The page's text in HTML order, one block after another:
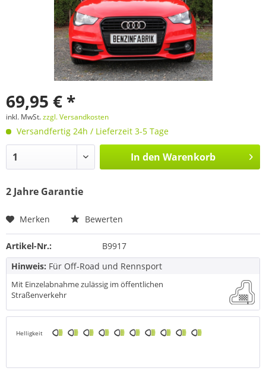
69,95 € *
inkl. MwSt.zzgl. Versandkosten
Versandfertig 24h / Lieferzeit 3-5 Tage
In den Warenkorb
2 Jahre Garantie
Merken Bewerten
Artikel-Nr.:
B9917
Hinweis: Für Off-Road und Rennsport
Mit Einzelabnahme zulässig im öffentlichen
Straßenverkehr
Helligkeit